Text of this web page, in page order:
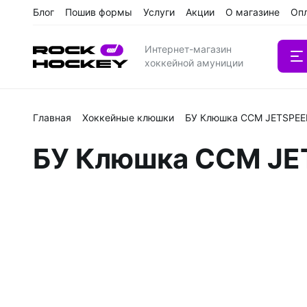
Блог Пошив формы Услуги Акции О магазине
Интернет-магазин
хоккейной амуниции
Главная Хоккейные клюшки БУ Клюшка CCM
БУ Клюшка CCM